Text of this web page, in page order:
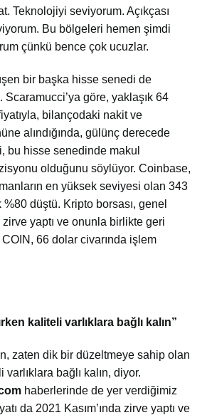
Teknolojiyi seviyorum. Açıkçası
Bu bölgeleri hemen şimdi
çünkü bence çok ucuzlar.
bir başka hisse senedi de
göre, yaklaşık 64
bilançodaki nakit ve
alındığında, gülünç derecede
bu hisse senedinde makul
olduğunu söylüyor. Coinbase,
en yüksek seviyesi olan 343
düştü. Kripto borsası, genel
zirve yaptı ve onunla birlikte geri
66 dolar civarında işlem
kaliteli varlıklara bağlı kalın”
zaten dik bir düzeltmeye sahip olan
bağlı kalın, diyor.
haberlerinde de yer verdiğimiz
da 2021 Kasım’ında zirve yaptı ve